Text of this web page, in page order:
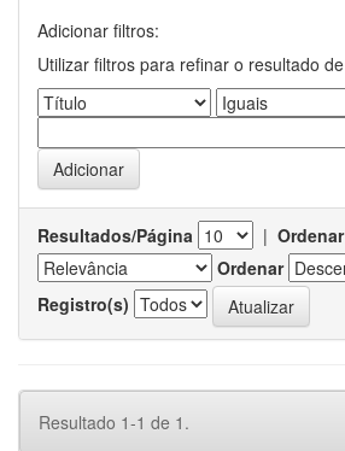
Adicionar filtros:
Utilizar filtros para refinar o resultado
Resultados/Página |
Ordenar
Registro(s)
Resultado 1-1 de 1.